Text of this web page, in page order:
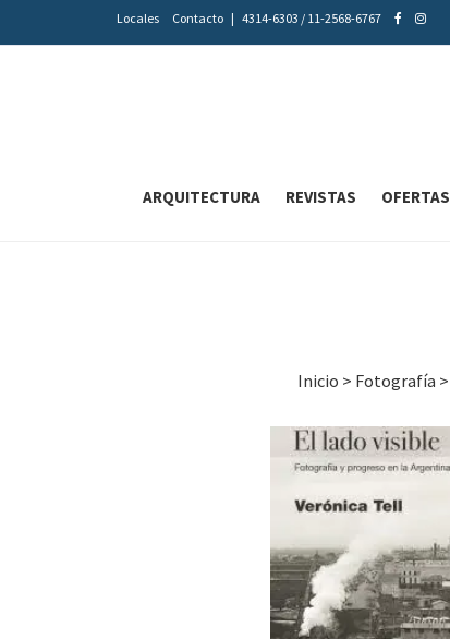
Locales Contacto | 4314-6303 / 11-2568-6767
ARQUITECTURA REVISTAS OFERTAS
Inicio > Fotografía >